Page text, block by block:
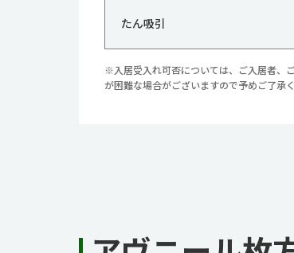
たん吸引
※入居受入れ可否については、ご入居者、
が困難な場合がございますので予めご了承く